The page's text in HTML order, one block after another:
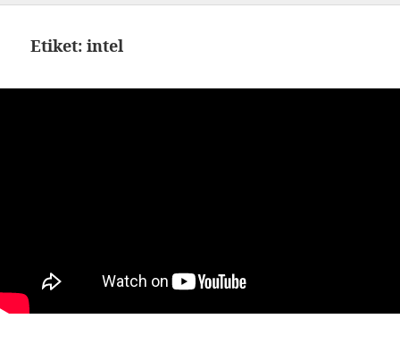
Etiket:intel